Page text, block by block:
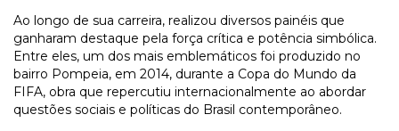
Ao longo de sua carreira, realizou diversos painéis que
ganharam destaque pela força crítica e potência simbólica.
Entre eles, um dos mais emblemáticos foi produzido no
bairro Pompeia, em 2014, durante a Copa do Mundo da
FIFA, obra que repercutiu internacionalmente ao abordar
questões sociais e políticas do Brasil contemporâneo.